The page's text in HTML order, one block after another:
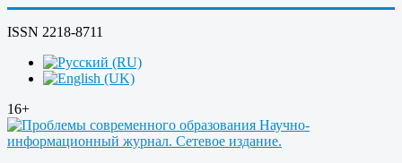
ISSN 2218-8711
16+